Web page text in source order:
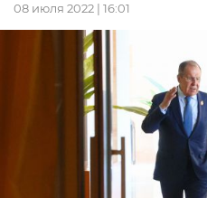
08 июля 2022 | 16:01